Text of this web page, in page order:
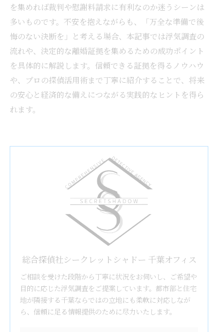
を集めれば裁判や慰謝料請求に有利なのか迷うシーンは
多いものです。不安を抱えながらも、「万全な準備で後
悔のない決断を」と考える場合、本記事では浮気調査の
流れや、決定的な離婚証拠を集めるための成功ポイント
を具体的に解説します。信頼できる証拠を得るノウハウ
や、プロの探偵活用術まで丁寧に紹介することで、将来
の安心と経済的な備えにつながる実践的なヒントを得ら
れます。
総合探偵社シークレットシャドー 千葉オフィス
ご相談を受けた段階から丁寧に状況をお伺いし、ご希望や
目的に応じた浮気調査をご提案しています。都市部と住宅
地が隣接する千葉ならではの立地にも柔軟に対応しなが
ら、信頼に足る情報提供のために尽力いたします。